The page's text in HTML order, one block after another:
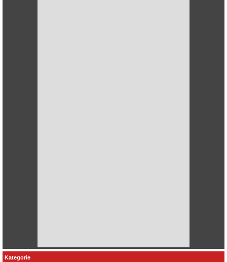
Kategorie